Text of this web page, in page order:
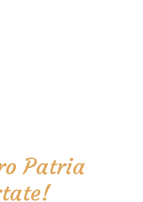
Patria